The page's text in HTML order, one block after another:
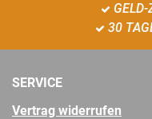
30
SERVICE
Vertrag widerrufen